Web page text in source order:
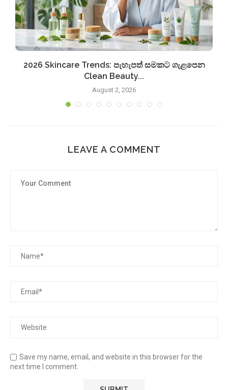
2026 Skincare Trends: පැහැපත් සමකට ගැළපෙන
Clean Beauty...
August 2, 2026
LEAVE A COMMENT
Save my name, email, and website in this browser for the
next time I comment.